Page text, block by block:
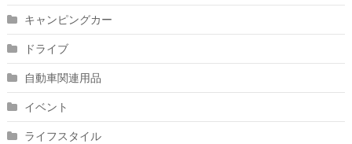
キャンピングカー
ドライブ
自動車関連用品
イベント
ライフスタイル